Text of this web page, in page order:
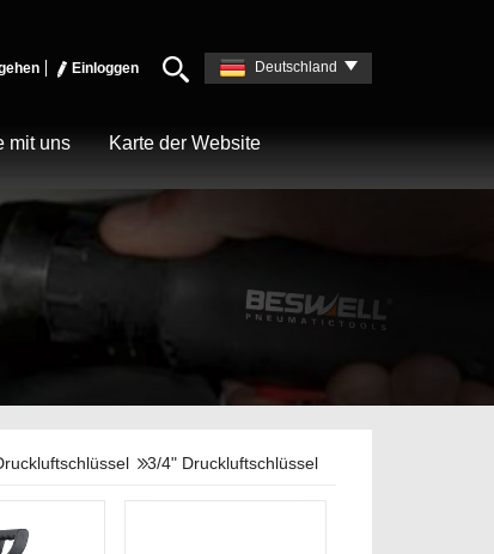
Einloggen Deutschland
mit uns Karte der Website
3/4" Druckluftschlüssel